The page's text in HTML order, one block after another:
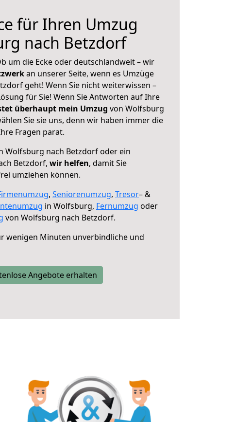
für Ihren Umzug
nach Betzdorf
um die Ecke oder deutschlandweit – wir
an unserer Seite, wenn es Umzüge
geht! Wenn Sie nicht weiterwissen –
für Sie! Wenn Sie Antworten auf Ihre
überhaupt mein Umzug von Wolfsburg
Sie sie uns, denn wir haben immer die
Fragen parat.
Wolfsburg nach Betzdorf oder ein
Betzdorf, wir helfen, damit Sie
umziehen können.
, Seniorenumzug, Tresor– &
in Wolfsburg, Fernumzug oder
von Wolfsburg nach Betzdorf.
wenigen Minuten unverbindliche und
Angebote erhalten